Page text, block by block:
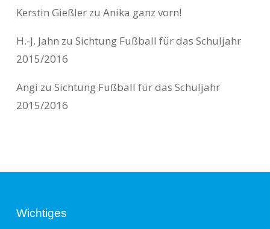
Kerstin Gießlerzu Anika ganz vorn!
H.-J. Jahn zu Sichtung Fußball für das Schuljahr
2015/2016
Angi zu Sichtung Fußball für das Schuljahr
2015/2016
Wichtiges